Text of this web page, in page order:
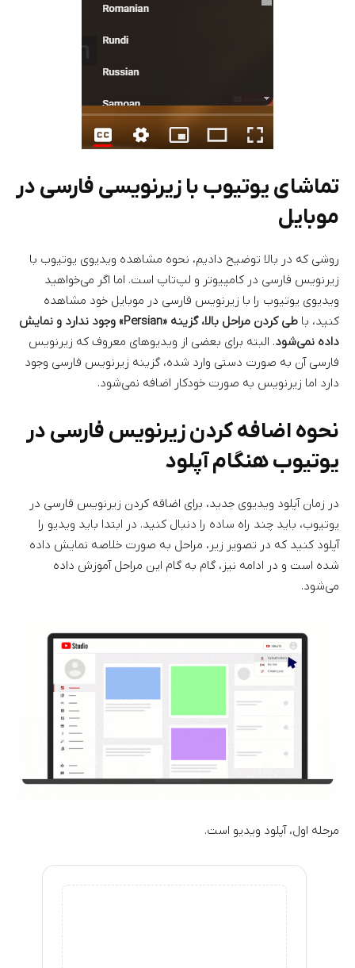
تماشای یوتیوب با زیرنویسی فارسی در
موبایل
روشی که در بالا توضیح دادیم، نحوه مشاهده ویدیوی یوتیوب با
زیرنویس فارسی در کامپیوتر و لپ‌تاپ است. اما اگر می‌خواهید
ویدیوی یوتیوب را با زیرنویس فارسی در موبایل خود مشاهده
کنید، با طی کردن
مراحل بالا، گزینه «Persian» وجود ندارد و نمایش
داده نمی‌شود. البته برای بعضی از ویدیوهای معروف که زیرنویس
فارسی آن به صورت دستی وارد شده، گزینه زیرنویس فارسی وجود
دارد اما زیرنویس به صورت خودکار اضافه نمی‌شود.
نحوه اضافه کردن زیرنویس فارسی در
یوتیوب هنگام آپلود
در زمان آپلود ویدیوی جدید، برای اضافه کردن زیرنویس فارسی در
یوتیوب، باید چند راه ساده را دنبال کنید. در ابتدا باید ویدیو را
آپلود کنید که در تصویر زیر، مراحل به صورت خلاصه نمایش داده
شده است و در ادامه نیز، گام به گام این مراحل آموزش داده
می‌شود.
مرحله اول، آپلود ویدیو است.